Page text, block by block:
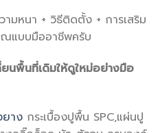
มหนา + วิธีติดตั้ง + การเสริม
ณแบบมืออาชีพครับ
นพื้นที่เดิมให้ดูใหม่อย่างมือ
ยาง กระเบื้องปูพื้น SPC,แผ่นปู